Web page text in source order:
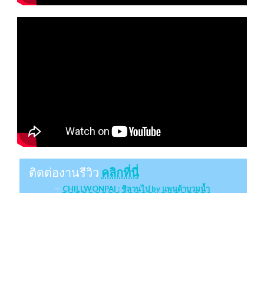
ติดต่องานรีวิว คลิกที่นี่
CHILLWONPAI : ชิลวนไป by แพนด้าบวมน้ำ